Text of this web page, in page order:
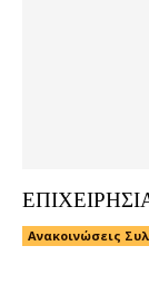
Ανακοινώσεις